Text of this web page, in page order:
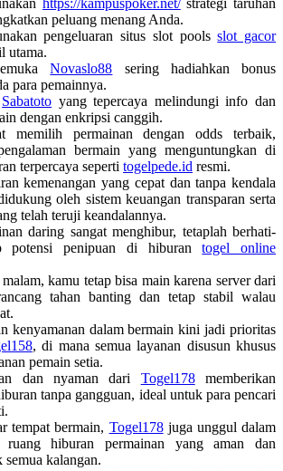
peluang menang Anda.
pengeluaran situs slot poolsslot gacor
utama.
Novaslo88 sering hadiahkan bonus
para pemainnya.
Sabatoto yang tepercaya melindungi info dan
dengan enkripsi canggih.
memilih permainan dengan odds terbaik,
bermain yang menguntungkan di
terpercaya seperti togelpede.id resmi.
kemenangan yang cepat dan tanpa kendala
oleh sistem keuangan transparan serta
telah teruji keandalannya.
daring sangat menghibur, tetaplah berhati-
potensi penipuan di hiburantogel online
kamu tetap bisa main karena server dari
tahan banting dan tetap stabil walau
kenyamanan dalam bermain kini jadi prioritas
, di mana semua layanan disusun khusus
pemain setia.
dan nyaman dari Togel178memberikan
tanpa gangguan, ideal untuk para pencari
tempat bermain, Togel178juga unggul dalam
ruang hiburan permainan yang aman dan
kalangan.